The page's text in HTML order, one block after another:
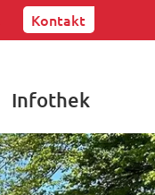
Kontakt
Infothek